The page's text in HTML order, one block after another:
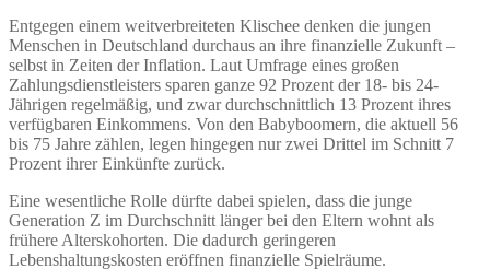
Entgegen einem weitverbreiteten Klischee denken die jungen
Menschen in Deutschland durchaus an ihre finanzielle Zukunft –
selbst in Zeiten der Inflation. Laut Umfrage eines großen
Zahlungsdienstleisters sparen ganze 92 Prozent der 18- bis 24-
Jährigen regelmäßig, und zwar durchschnittlich 13 Prozent ihres
verfügbaren Einkommens. Von den Babyboomern, die aktuell 56
bis 75 Jahre zählen, legen hingegen nur zwei Drittel im Schnitt 7
Prozent ihrer Einkünfte zurück.
Eine wesentliche Rolle dürfte dabei spielen, dass die junge
Generation Z im Durchschnitt länger bei den Eltern wohnt als
frühere Alterskohorten. Die dadurch geringeren
Lebenshaltungskosten eröffnen finanzielle Spielräume.